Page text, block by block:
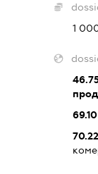
1
69.10
70.22